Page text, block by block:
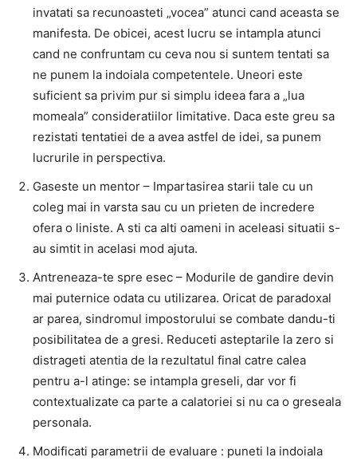
invatati sa recunoasteti „vocea” atunci cand aceasta se
manifesta. De obicei, acest lucru se intampla atunci
cand ne confruntam cu ceva nou si suntem tentati sa
ne punem la indoiala competentele. Uneori este
suficient sa privim pur si simplu ideea fara a „lua
momeala” consideratiilor limitative. Daca este greu sa
rezistati tentatiei de a avea astfel de idei, sa punem
lucrurile in perspectiva.
Gaseste un mentor – Impartasirea starii tale cu un
coleg mai in varsta sau cu un prieten de incredere
ofera o liniste. A sti ca alti oameni in aceleasi situatii s-
au simtit in acelasi mod ajuta.
Antreneaza-te spre esec – Modurile de gandire devin
mai puternice odata cu utilizarea. Oricat de paradoxal
ar parea, sindromul impostorului se combate dandu-ti
posibilitatea de a gresi. Reduceti asteptarile la zero si
distrageti atentia de la rezultatul final catre calea
pentru a-l atinge: se intampla greseli, dar vor fi
contextualizate ca parte a calatoriei si nu ca o greseala
personala.
Modificati parametrii de evaluare : puneti la indoiala